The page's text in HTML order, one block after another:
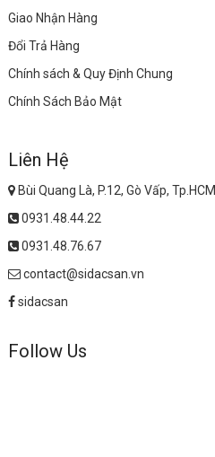
Giao Nhận Hàng
Đổi Trả Hàng
Chính sách & Quy Định Chung
Chính Sách Bảo Mật
Liên Hệ
Bùi Quang Là, P.12, Gò Vấp, Tp.HCM
0931.48.44.22
0931.48.76.67
contact@sidacsan.vn
sidacsan
Follow Us